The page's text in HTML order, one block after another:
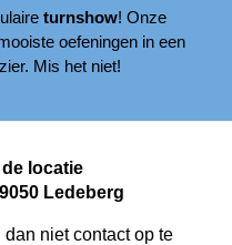
turnshow!Onze
oefeningen in een
Mis het niet!
locatie
Ledeberg
niet contact op te